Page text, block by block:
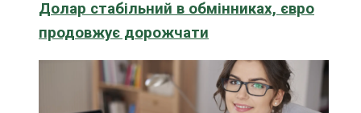
Долар стабільний в обмінниках, євро
продовжує дорожчати